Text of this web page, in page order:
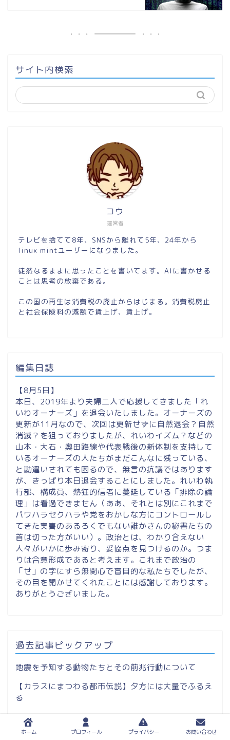
サイト内検索
運営者
コウ
テレビを捨てて8年、SNSから離れて5年、24年から
linux mintユーザーになりました。
徒然なるままに思ったことを書いてます。AIに書かせる
ことは思考の放棄である。
この国の再生は消費税の廃止からはじまる。消費税廃止
と社会保険料の減額で賃上げ、賃上げ。
編集日誌
【8月5日】
本日、2019年より夫婦二人で応援してきました「れ
いわオーナーズ」を退会いたしました。オーナーズの
更新が11月なので、次回は更新せずに自然退会？自然
消滅？を狙っておりましたが、れいわイズム？などの
山本・大石・奥田路線や代表戦後の新体制を支持して
いるオーナーズの人たちがまだこんなに残っている、
と勘違いされても困るので、無言の抗議ではあります
が、きっぱり本日退会することにしました。れいわ執
行部、構成員、熱狂的信者に蔓延している「排除の論
理」は看過できません（ああ、それとは別にこれまで
パワハラセクハラや党をおかしな方にコントロールし
てきた実害のあるろくでもない誰かさんの秘書たちの
首は切った方がいい）。政治とは、わかり合えない
人々がいかに歩み寄り、妥協点を見つけるのか。つま
りは合意形成であると考えます。これまで政治の
「せ」の字にすら無関心で盲目的な私たちでしたが、
その目を開かせてくれたことには感謝しております。
ありがとうございました。
過去記事ピックアップ
地震を予知する動物たちとその前兆行動について
【カラスにまつわる都市伝説】夕方には大量でふるえ
る
ホーム プロフィール プライバシー お問い合わせ